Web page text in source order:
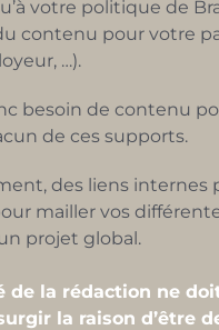
votre politique de
contenu pour votre
…).
besoin de contenu
de ces supports.
des liens internes
mailler vos
projet global.
de la rédaction ne
la raison d’être